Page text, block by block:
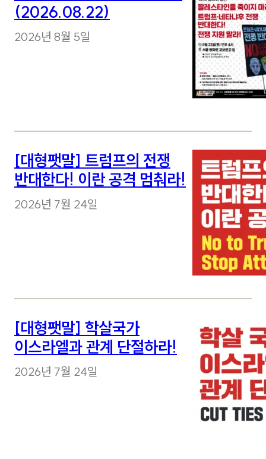
(2026.08.22)
2026년 8월 5일
[대형팻말] 트럼프의 전쟁
반대한다! 이란 공격 멈춰라!
2026년 7월 24일
[대형팻말] 학살국가
이스라엘과 관계 단절하라!
2026년 7월 24일